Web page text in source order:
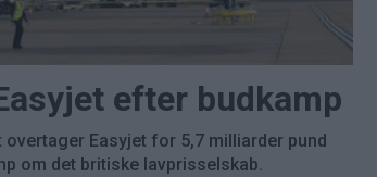
efter budkamp
Easyjet for 5,7 milliarder pund
om det britiske lavprisselskab.